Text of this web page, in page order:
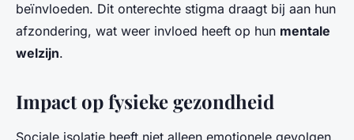
beïnvloeden. Dit onterechte stigma draagt bij aan hun
afzondering, wat weer invloed heeft op hun mentale
welzijn.
Impact op fysieke gezondheid